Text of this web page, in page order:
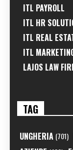
ITL PAYROLL
ITL HR
ITL REAL
ITL
LAJOS LAW
TAG
UNGHERIA (701)